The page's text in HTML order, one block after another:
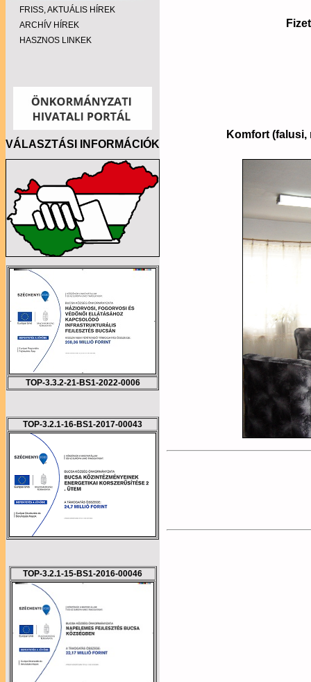
FRISS, AKTUÁLIS HÍREK
ARCHÍV HÍREK
HASZNOS LINKEK
VÁLASZTÁSI INFORMÁCIÓK
TOP-3.3.2-21-BS1-2022-0006
TOP-3.2.1-16-BS1-2017-00043
TOP-3.2.1-15-BS1-2016-00046
Komfort (falusi,